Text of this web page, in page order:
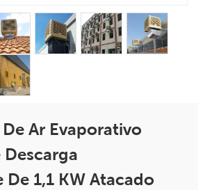
Ar Evaporativo
De 1,1 KW Atacado